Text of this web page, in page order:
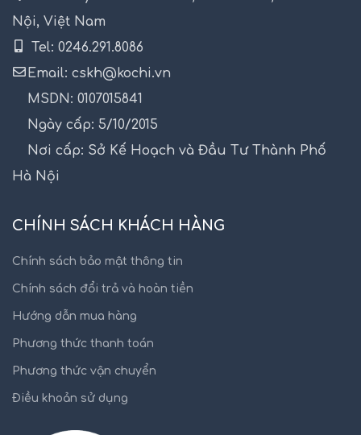
Nội, Việt Nam
Tel: 0246.291.8086
Email: cskh@kochi.vn
MSDN: 0107015841
Ngày cấp: 5/10/2015
Nơi cấp: Sở Kế Hoạch và Đầu Tư Thành Phố
Hà Nội
CHÍNH SÁCH KHÁCH HÀNG
Chính sách bảo mật thông tin
Chính sách đổi trả và hoàn tiền
Hướng dẫn mua hàng
Phương thức thanh toán
Phương thức vận chuyển
Điều khoản sử dụng